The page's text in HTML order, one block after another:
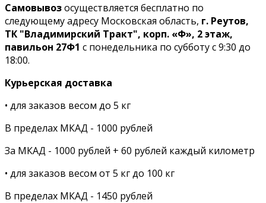
Самовывозосуществляется бесплатно по
следующему адресу Московская область, г. Реутов,
ТК "Владимирский Тракт", корп. «Ф», 2 этаж,
павильон 27Ф1 с понедельника по субботу с 9:30 до
18:00.
Курьерская доставка
• для заказов весом до 5 кг
В пределах МКАД - 1000 рублей
За МКАД - 1000 рублей + 60 рублей каждый километр
• для заказов весом от 5 кг до 100 кг
В пределах МКАД - 1450 рублей